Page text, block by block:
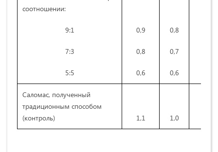
соотношении:
9:1
7:3
5:5
0,9
0,8
0,6
0,8
0,7
0,6
Саломас, полученный
традиционным способом
(контроль)
1,1 1,0